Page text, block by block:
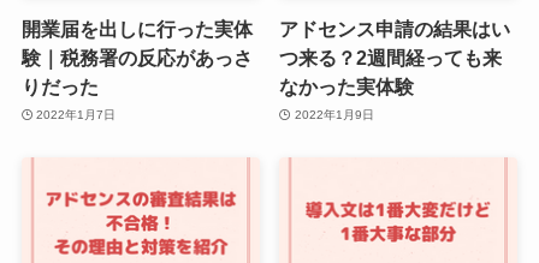
開業届を出しに行った実体
験｜税務署の反応があっさ
りだった
2022年1月7日
アドセンス申請の結果はい
つ来る？2週間経っても来
なかった実体験
2022年1月9日